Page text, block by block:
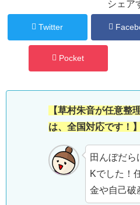
シェア
Twitter
Pocket
【草村朱音が任意整
は、全国対応です！】
田んぼだら
Kでした！
金や自己破